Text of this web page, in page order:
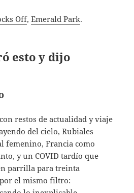
Off,Emerald Park.
esto y dijo
restos de actualidad y viaje
del cielo, Rubiales
femenino, Francia como
y un COVID tardío que
parrilla para treinta
por el mismo filtro: